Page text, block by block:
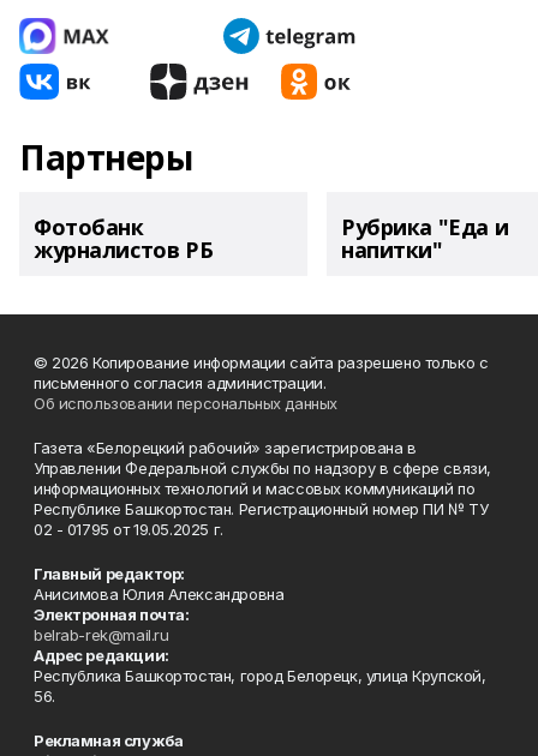
Партнеры
Фотобанк
журналистов РБ
Рубрика "Еда и
напитки"
© 2026 Копирование информации сайта разрешено только с
письменного согласия администрации.
Об использовании персональных данных
Газета «Белорецкий рабочий» зарегистрирована в
Управлении Федеральной службы по надзору в сфере связи,
информационных технологий и массовых коммуникаций по
Республике Башкортостан. Регистрационный номер ПИ № ТУ
02 - 01795 от 19.05.2025 г.
Главный редактор:
Анисимова Юлия Александровна
Электронная почта:
belrab-rek@mail.ru
Адрес редакции:
Республика Башкортостан, город Белорецк, улица Крупской,
56.
Рекламная служба